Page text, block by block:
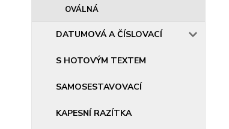
OVÁLNÁ
DATUMOVÁ A ČÍSLOVACÍ
S HOTOVÝM TEXTEM
SAMOSESTAVOVACÍ
KAPESNÍ RAZÍTKA